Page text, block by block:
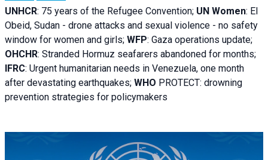
UNHCR: 75 years of the Refugee Convention; UN Women: El
Obeid, Sudan - drone attacks and sexual violence - no safety
window for women and girls; WFP: Gaza operations update;
OHCHR: Stranded Hormuz seafarers abandoned for months;
IFRC: Urgent humanitarian needs in Venezuela, one month
after devastating earthquakes; WHO PROTECT: drowning
prevention strategies for policymakers